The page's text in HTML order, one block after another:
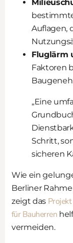
Auflagen,
Fluglärm
Faktoren
„Eine
Schritt,
sicheren
Wie ein
Berliner
zeigt das
für Bauherren
vermeiden.